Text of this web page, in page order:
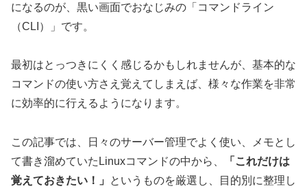
になるのが、黒い画面でおなじみの「コマンドライン
（CLI）」です。
最初はとっつきにくく感じるかもしれませんが、基本的な
コマンドの使い方さえ覚えてしまえば、様々な作業を非常
に効率的に行えるようになります。
この記事では、日々のサーバー管理でよく使い、メモとし
て書き溜めていたLinuxコマンドの中から、
「これだけは
覚えておきたい！」
というものを厳選し、目的別に整理し